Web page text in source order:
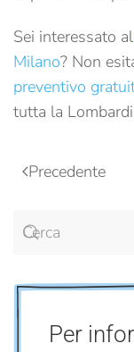
Sei interessato al
Milano? Non
preventivo
tutta la
Precedente
Per